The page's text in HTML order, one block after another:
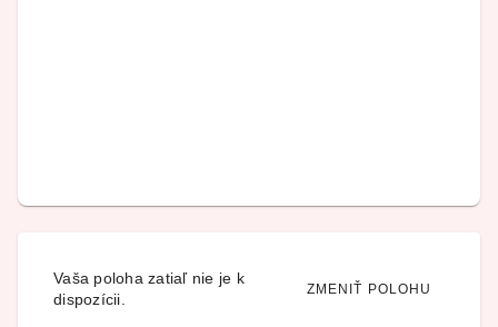
Vaša poloha zatiaľ nie je k
dispozícii.
ZMENIŤ POLOHU